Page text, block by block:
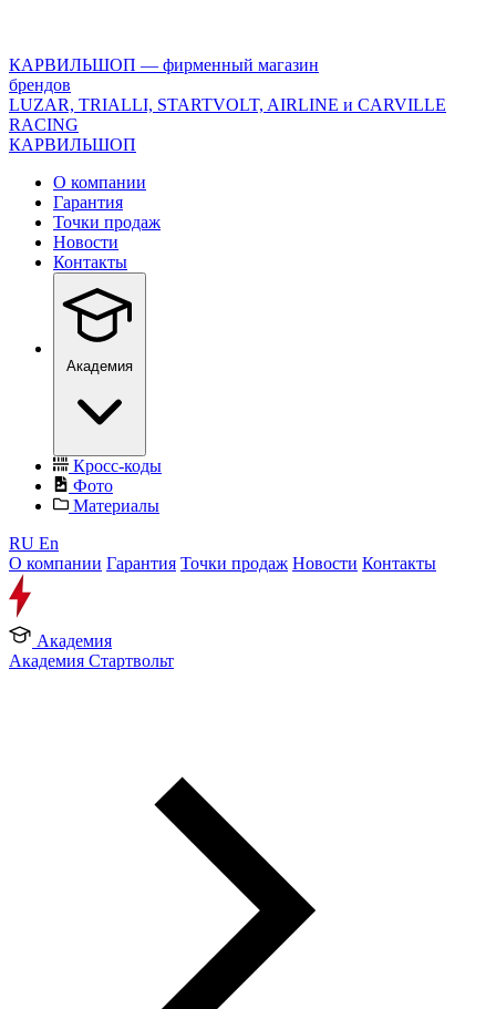
version="1.0"
encoding="utf-
8"?
>
КАРВИЛЬШОП — фирменный магазин
брендов
LUZAR, TRIALLI, STARTVOLT, AIRLINE и CARVILLE
RACING
КАРВИЛЬШОП
О компании
Гарантия
Точки продаж
Новости
Контакты
Академия
Кросс-коды
Фото
Материалы
RU En
О компании Гарантия Точки продаж Новости Контакты
Академия
Академия Стартвольт